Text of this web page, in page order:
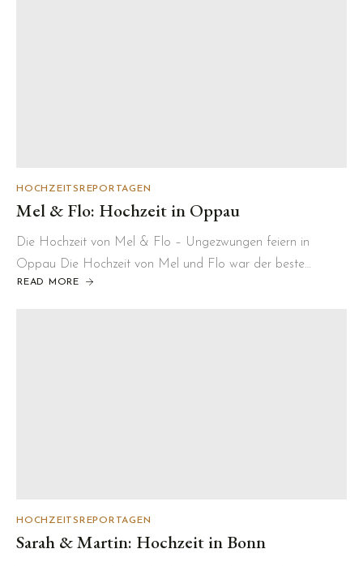
HOCHZEITSREPORTAGEN
Mel & Flo: Hochzeit in Oppau
Die Hochzeit von Mel & Flo – Ungezwungen feiern in
Oppau Die Hochzeit von Mel und Flo war der beste…
READ MORE
ABOUT
HOCHZEITSREPORTAGEN
Sarah & Martin: Hochzeit in Bonn